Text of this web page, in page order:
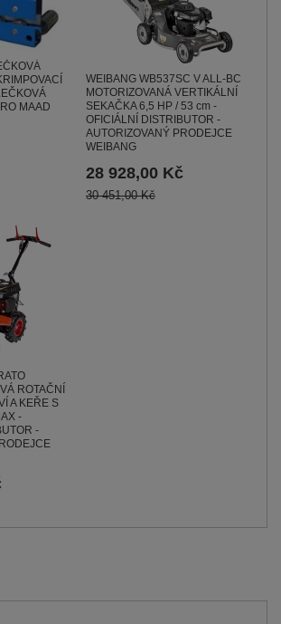
MAAD
WEIBANG WB537SC V ALL-BC
MOTORIZOVANÁ VERTIKÁLNÍ
SEKAČKA 6,5 HP / 53 cm -
OFICIÁLNÍ DISTRIBUTOR -
AUTORIZOVANÝ PRODEJCE
WEIBANG
28 928,00 Kč
30 451,00 Kč
ROTAČNÍ
A KEŘE S
-
-